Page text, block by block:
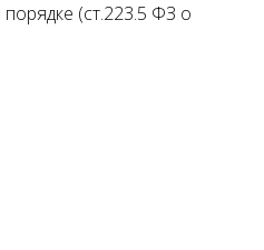
(ст.223.5 ФЗ о